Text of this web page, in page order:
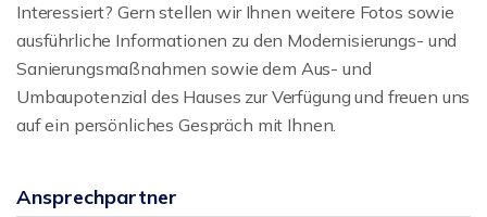
Interessiert? Gern stellen wir Ihnen weitere Fotos sowie
ausführliche Informationen zu den Modernisierungs- und
Sanierungsmaßnahmen sowie dem Aus- und
Umbaupotenzial des Hauses zur Verfügung und freuen uns
auf ein persönliches Gespräch mit Ihnen.
Ansprechpartner